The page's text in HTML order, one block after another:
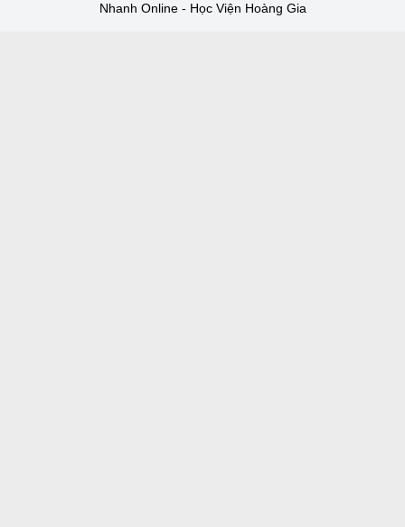
Nhanh Online- Học Viện Hoàng Gia